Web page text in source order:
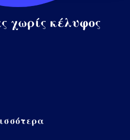
χωρίς κέλυφος